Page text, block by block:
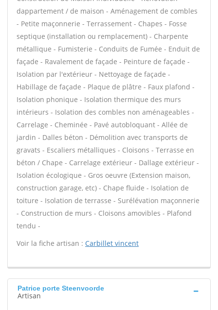
dappartement / de maison - Aménagement de combles
- Petite maçonnerie - Terrassement - Chapes - Fosse
septique (installation ou remplacement) - Charpente
métallique - Fumisterie - Conduits de Fumée - Enduit de
façade - Ravalement de façade - Peinture de façade -
Isolation par l'extérieur - Nettoyage de façade -
Habillage de façade - Plaque de plâtre - Faux plafond -
Isolation phonique - Isolation thermique des murs
intérieurs - Isolation des combles non aménageables -
Carrelage - Cheminée - Pavé autobloquant - Allée de
jardin - Dalles béton - Démolition avec transports de
gravats - Escaliers métalliques - Cloisons - Terrasse en
béton / Chape - Carrelage extérieur - Dallage extérieur -
Isolation écologique - Gros oeuvre (Extension maison,
construction garage, etc) - Chape fluide - Isolation de
toiture - Isolation de terrasse - Surélévation maçonnerie
- Construction de murs - Cloisons amovibles - Plafond
tendu -
Voir la fiche artisan : Carbillet vincent
Patrice porte Steenvoorde
Artisan